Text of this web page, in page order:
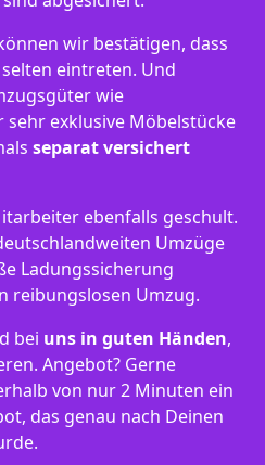
wir bestätigen, dass
eintreten. Und
wie
exklusive Möbelstücke
separat versichert
ebenfalls geschult.
Umzüge
Ladungssicherung
reibungslosen Umzug.
bei uns in guten Händen,
Angebot? Gerne
von nur 2 Minuten ein
das genau nach Deinen